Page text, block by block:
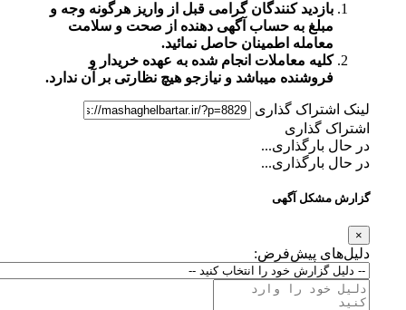
بازدید کنندگان گرامی قبل از واریز هرگونه وجه و
مبلغ به حساب آگهی دهنده از صحت و سلامت
معامله اطمینان حاصل نمائید.
کلیه معاملات انجام شده به عهده خریدار و
فروشنده میباشد و نیازجو هیچ نظارتی بر آن ندارد.
لینک اشتراک گذاری
اشتراک گذاری
در حال بارگذاری...
در حال بارگذاری...
گزارش مشکل آگهی
دلیل‌های پیش‌فرض: